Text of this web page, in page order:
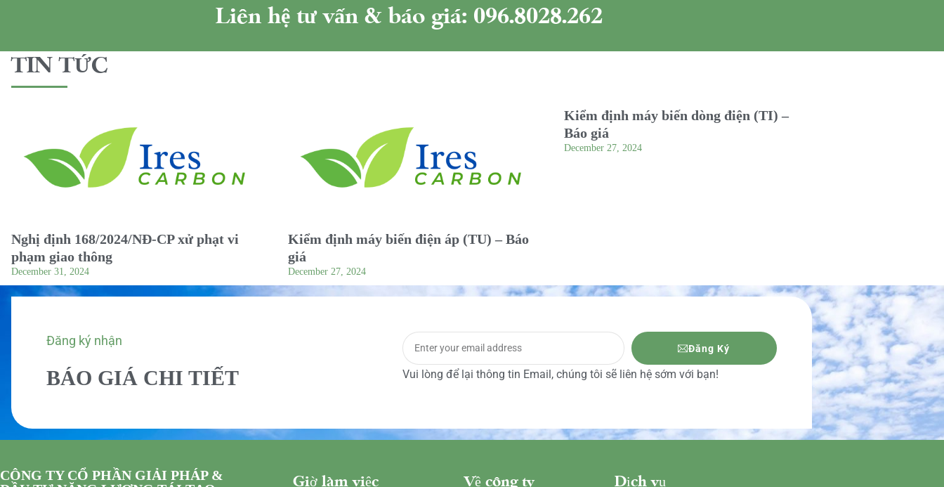
Liên hệ tư vấn & báo giá: 096.8028.262
TIN TỨC
Nghị định 168/2024/NĐ-CP xử phạt vi
phạm giao thông
December 31, 2024
Kiểm định máy biến điện áp (TU) – Báo
giá
December 27, 2024
Kiểm định máy biến dòng điện (TI) –
Báo giá
December 27, 2024
Đăng ký nhận
BÁO GIÁ CHI TIẾT
Đăng Ký
Vui lòng để lại thông tin Email, chúng tôi sẽ liên hệ sớm với bạn!
CÔNG TY CỔ PHẦN GIẢI PHÁP &
Giờ làm việc Về công ty Dịch vụ